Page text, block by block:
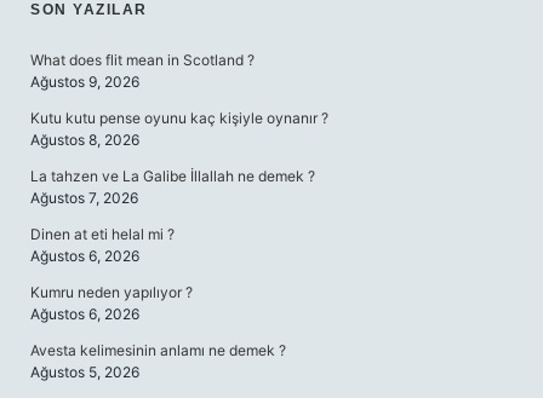
SIDEBAR
SON YAZILAR
What does flit mean in Scotland ?
Ağustos 9, 2026
Kutu kutu pense oyunu kaç kişiyle oynanır ?
Ağustos 8, 2026
La tahzen ve La Galibe İllallah ne demek ?
Ağustos 7, 2026
Dinen at eti helal mi ?
Ağustos 6, 2026
Kumru neden yapılıyor ?
Ağustos 6, 2026
Avesta kelimesinin anlamı ne demek ?
Ağustos 5, 2026